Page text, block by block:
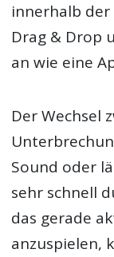
innerhalb
Drag & Drop
an wie eine
Der Wechsel
Sound oder
sehr schnell
das gerade
anzuspielen,